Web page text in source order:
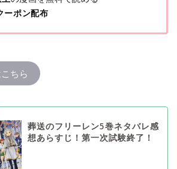
ーポン配布
ちら
葬送のフリーレン5巻ネタバレ感
想あらすじ！第一次試験終了！